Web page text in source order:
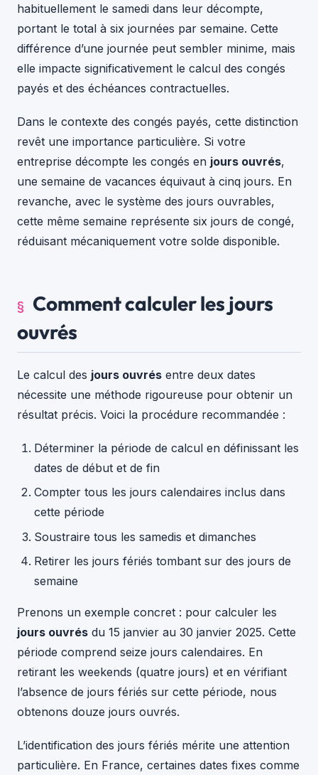
habituellement le samedi dans leur décompte,
portant le total à six journées par semaine. Cette
différence d’une journée peut sembler minime, mais
elle impacte significativement le calcul des congés
payés et des échéances contractuelles.
Dans le contexte des congés payés, cette distinction
revêt une importance particulière. Si votre
entreprise décompte les congés en jours ouvrés,
une semaine de vacances équivaut à cinq jours. En
revanche, avec le système des jours ouvrables,
cette même semaine représente six jours de congé,
réduisant mécaniquement votre solde disponible.
Comment calculer les jours
ouvrés
Le calcul des jours ouvrés entre deux dates
nécessite une méthode rigoureuse pour obtenir un
résultat précis. Voici la procédure recommandée :
Déterminer la période de calcul en définissant les
dates de début et de fin
Compter tous les jours calendaires inclus dans
cette période
Soustraire tous les samedis et dimanches
Retirer les jours fériés tombant sur des jours de
semaine
Prenons un exemple concret : pour calculer les
jours ouvrés du 15 janvier au 30 janvier 2025. Cette
période comprend seize jours calendaires. En
retirant les weekends (quatre jours) et en vérifiant
l’absence de jours fériés sur cette période, nous
obtenons douze jours ouvrés.
L’identification des jours fériés mérite une attention
particulière. En France, certaines dates fixes comme